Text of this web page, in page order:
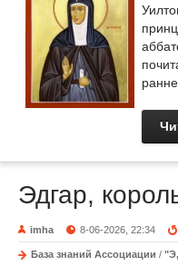
Эдгар,
imha 8-06-2026, 22:34
База знаний Ассоциации /